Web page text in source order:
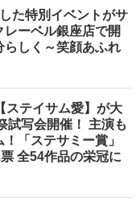
た特別イベントがサ
ーベル銀座店で開
しく～笑顔あふれ
ステイサム愛】が大
試写会開催！ 主演も
「ステサミー賞」
全54作品の栄冠に